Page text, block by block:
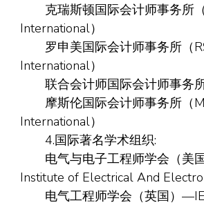
克瑞斯顿国际会计师事务所
International）
罗申美国际会计师事务所（
International）
联合会计师国际会计师事务所
摩斯伦国际会计师事务所（
International）
4.国际著名学术组织:
电气与电子工程师学会（美
Institute of Electrical And
电气工程师学会（英国）